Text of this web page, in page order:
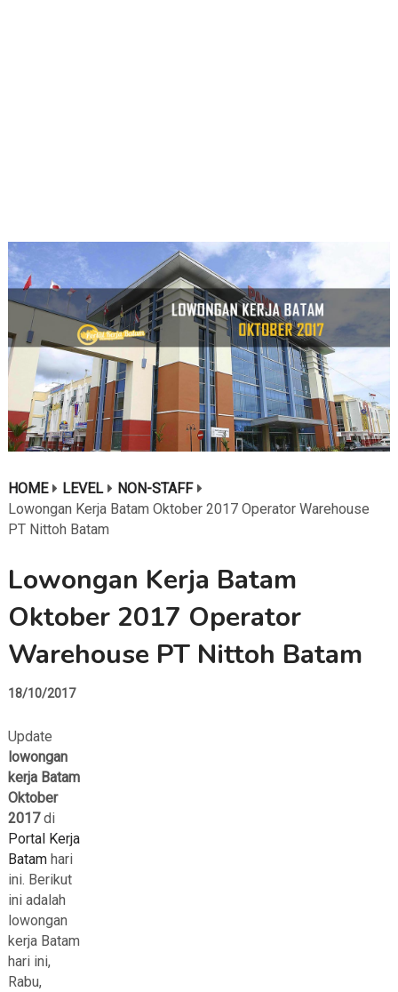
HOME LEVEL
NON-STAFF
Lowongan Kerja Batam Oktober 2017 Operator Warehouse
PT Nittoh Batam
Lowongan Kerja Batam
Oktober 2017 Operator
Warehouse PT Nittoh Batam
18/10/2017
Update
lowongan
kerja Batam
Oktober
2017di
Portal Kerja
Batamhari
ini. Berikut
ini adalah
lowongan
kerja Batam
hari ini,
Rabu,